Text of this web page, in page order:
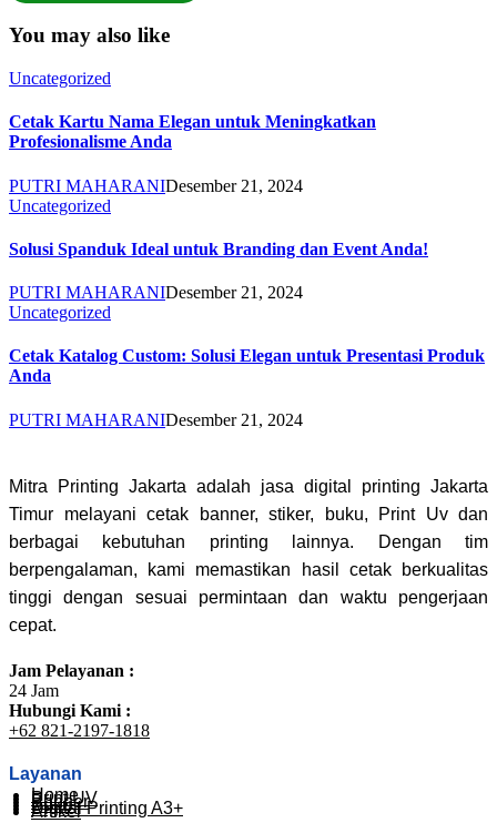
You may also like
Uncategorized
Cetak Kartu Nama Elegan untuk Meningkatkan
Profesionalisme Anda
PUTRI MAHARANIDesember 21, 2024
Uncategorized
Solusi Spanduk Ideal untuk Branding dan Event Anda!
PUTRI MAHARANIDesember 21, 2024
Uncategorized
Cetak Katalog Custom: Solusi Elegan untuk Presentasi Produk
Anda
PUTRI MAHARANIDesember 21, 2024
Mitra Printing Jakarta adalah jasa digital printing Jakarta
Timur melayani cetak banner, stiker, buku, Print Uv dan
berbagai kebutuhan printing lainnya. Dengan tim
berpengalaman, kami memastikan hasil cetak berkualitas
tinggi dengan sesuai permintaan dan waktu pengerjaan
cepat.
Jam Pelayanan :
24 Jam
Hubungi Kami :
+62 821-2197-1818
Layanan
Home
Print UV
Banner
Buku
Digital Printing A3+
Artikel